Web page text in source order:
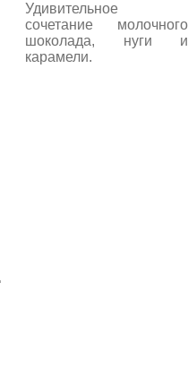
Удивительное
сочетание молочного
шоколада, нуги и
карамели.